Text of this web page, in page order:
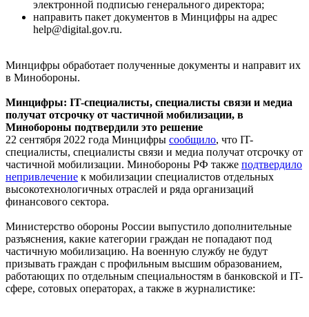
электронной подписью генерального директора;
направить пакет документов в Минцифры на адрес
help@digital.gov.ru.
Минцифры обработает полученные документы и направит их
в Минобороны.
Минцифры: IT-специалисты, специалисты связи и медиа
получат отсрочку от частичной мобилизации, в
Минобороны подтвердили это решение
22 сентября 2022 года Минцифры сообщило, что IT-
специалисты, специалисты связи и медиа получат отсрочку от
частичной мобилизации. Минобороны РФ также подтвердило
непривлечение к мобилизации специалистов отдельных
высокотехнологичных отраслей и ряда организаций
финансового сектора.
Министерство обороны России выпустило дополнительные
разъяснения, какие категории граждан не попадают под
частичную мобилизацию. На военную службу не будут
призывать граждан с профильным высшим образованием,
работающих по отдельным специальностям в банковской и IT-
сфере, сотовых операторах, а также в журналистике: